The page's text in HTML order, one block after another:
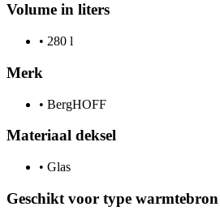
Volume in liters
• 280 l
Merk
• BergHOFF
Materiaal deksel
• Glas
Geschikt voor type warmtebron